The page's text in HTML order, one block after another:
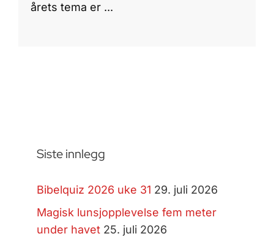
årets tema er ...
Siste innlegg
Bibelquiz 2026 uke 31 29. juli 2026
Magisk lunsjopplevelse fem meter
under havet 25. juli 2026